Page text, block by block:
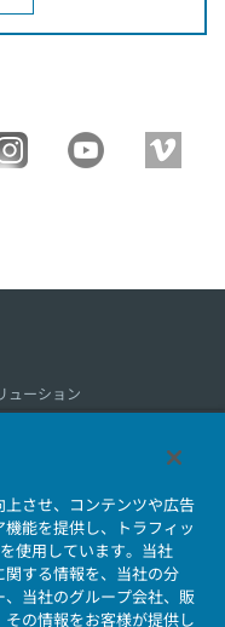
ューション
報
会社情報新着一覧
せ
させ、コンテンツや広告
能を提供し、トラフィッ
使用しています。当社
する情報を、当社の分
当社のグループ会社、販
の情報をお客様が提供し